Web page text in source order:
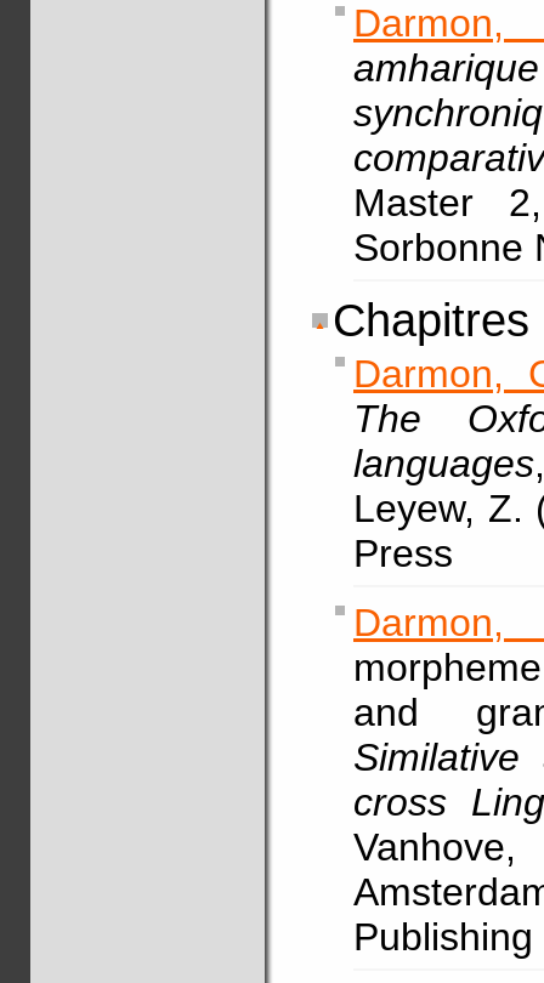
Master
Sorbonne
Darmon,
The
languages
Leyew, Z.
Press
Darmon,
and
cross